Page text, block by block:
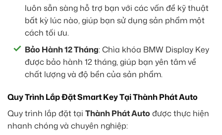
luôn sẵn sàng hỗ trợ bạn với các vấn đề kỹ thuật
bất kỳ lúc nào, giúp bạn sử dụng sản phẩm một
cách tối ưu.
Bảo Hành 12 Tháng: Chìa khóa BMW Display Key
được bảo hành 12 tháng, giúp bạn yên tâm về
chất lượng và độ bền của sản phẩm.
Quy Trình Lắp Đặt Smart Key Tại Thành Phát Auto
Quy trình lắp đặt tại Thành Phát Auto được thực hiện
nhanh chóng và chuyên nghiệp: